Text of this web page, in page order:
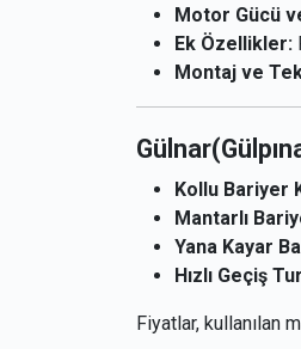
Motor Gücü
Ek Özellikler:
Montaj ve
Kollu Bariyer
Mantarlı
Yana Kayar
Hızlı Geçiş
Fiyatlar, kullanılan